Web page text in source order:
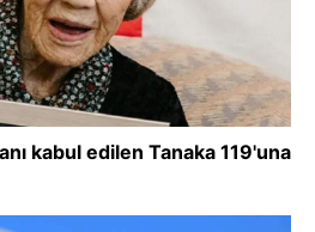
kabul edilen Tanaka 119'una